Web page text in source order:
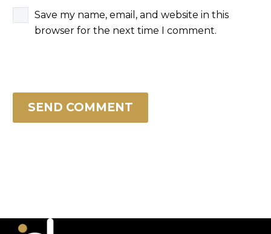
Save my name, email, and website in this
browser for the next time I comment.
SEND COMMENT